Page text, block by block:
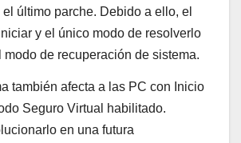
último parche. Debido a ello, el
y el único modo de resolverlo
modo de recuperación de sistema.
también afecta a las PC con Inicio
Seguro Virtual habilitado.
en una futura